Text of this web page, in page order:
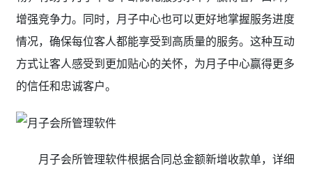
增强竞争力。同时，月子中心也可以更好地掌握服务进度
情况，确保每位客人都能享受到高质量的服务。这种互动
方式让客人感受到更加贴心的关怀，为月子中心赢得更多
的信任和忠诚客户。
月子会所管理软件根据合同总金额新增收款单，详细